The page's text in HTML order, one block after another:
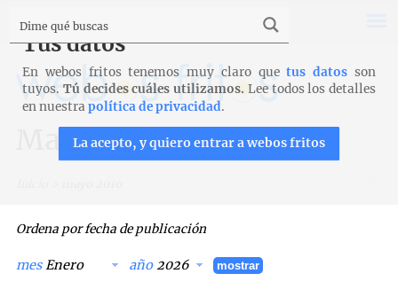
Mayo 2010
Ordena por fecha de publicación
mes año mostrar
Tus datos
En webos fritos tenemos muy claro quetus datos son
tuyos. Tú decides cuáles utilizamos. Lee todos los detalles
en nuestrapolítica de privacidad.
La acepto, y quiero entrar a webos fritos